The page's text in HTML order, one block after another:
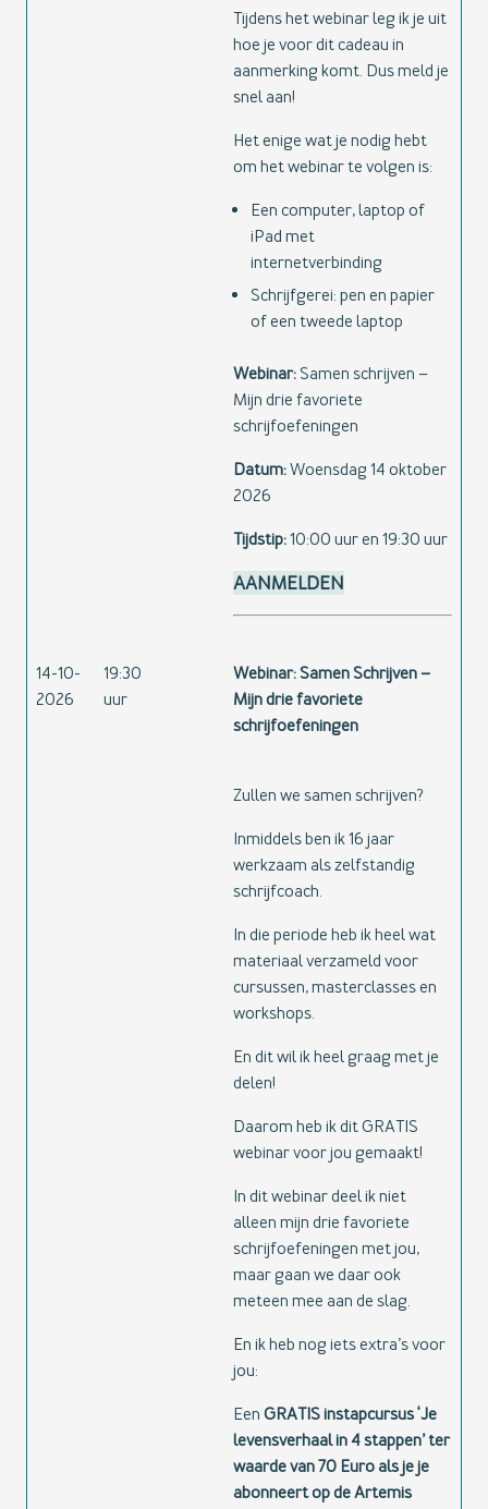
Tijdens het webinar leg ik je uit
hoe je voor dit cadeau in
aanmerking komt. Dus meld je
snel aan!
Het enige wat je nodig hebt
om het webinar te volgen is:
Een computer, laptop of
iPad met
internetverbinding
Schrijfgerei: pen en papier
of een tweede laptop
Webinar: Samen schrijven –
Mijn drie favoriete
schrijfoefeningen
Datum:Woensdag 14 oktober
2026
Tijdstip:10:00 uur en 19:30 uur
AANMELDEN
14-10-
2026
19:30
uur
Webinar: Samen Schrijven –
Mijn drie favoriete
schrijfoefeningen
Zullen we samen schrijven?
Inmiddels ben ik 16 jaar
werkzaam als zelfstandig
schrijfcoach.
In die periode heb ik heel wat
materiaal verzameld voor
cursussen, masterclasses en
workshops.
En dit wil ik heel graag met je
delen!
Daarom heb ik dit GRATIS
webinar voor jou gemaakt!
In dit webinar deel ik niet
alleen mijn drie favoriete
schrijfoefeningen met jou,
maar gaan we daar ook
meteen mee aan de slag.
En ik heb nog iets extra’s voor
jou:
Een GRATIS instapcursus ‘Je
levensverhaal in 4 stappen’ ter
waarde van 70 Euro als je je
abonneert op de Artemis